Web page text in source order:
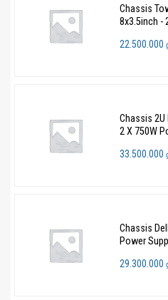
Chassis
8x3.5inch -
22.500.000
Chassis 2U
2 X 750W
33.500.000
Chassis
Power
29.300.000